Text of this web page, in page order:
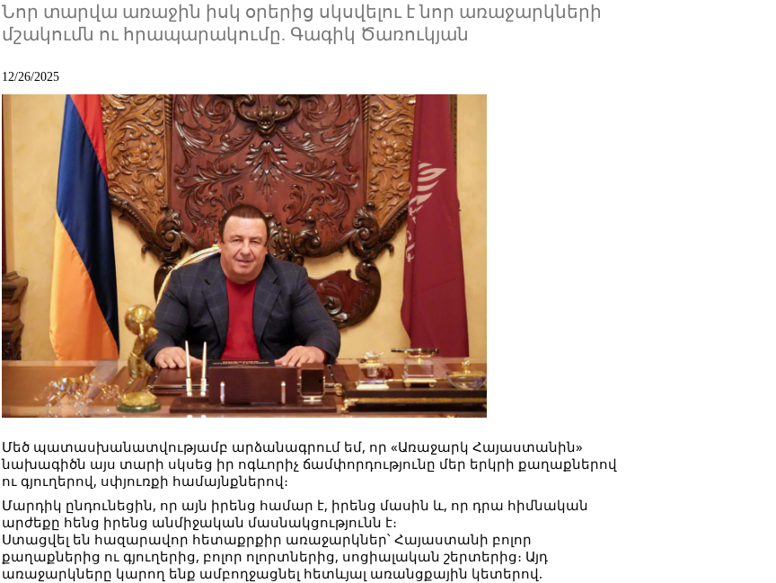
Նոր տարվա առաջին իսկ օրերից սկսվելու է նոր առաջարկների
մշակումն ու հրապարակումը. Գագիկ Ծառուկյան
12/26/2025
Մեծ պատասխանատվությամբ արձանագրում եմ, որ «Առաջարկ Հայաստանին»
նախագիծն այս տարի սկսեց իր ոգևորիչ ճամփորդությունը մեր երկրի քաղաքներով
ու գյուղերով, սփյուռքի համայնքներով։
Մարդիկ ընդունեցին, որ այն իրենց համար է, իրենց մասին և, որ դրա հիմնական
արժեքը հենց իրենց անմիջական մասնակցությունն է։
Ստացվել են հազարավոր հետաքրքիր առաջարկներ՝ Հայաստանի բոլոր
քաղաքներից ու գյուղերից, բոլոր ոլորտներից, սոցիալական շերտերից։ Այդ
առաջարկները կարող ենք ամբողջացնել հետևյալ առանցքային կետերով.